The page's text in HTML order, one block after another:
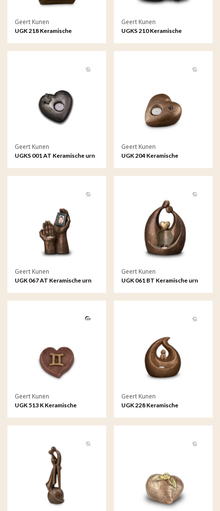
Geert Kunen
UGK 218 Keramische
Geert Kunen
UGKS 210 Keramische
Geert Kunen
UGKS 001 AT Keramische urn
Geert Kunen
UGK 204 Keramische
Geert Kunen
UGK 067 AT Keramische urn
(waxine)
Geert Kunen
UGK 061 BT Keramische urn
Geert Kunen
UGK 513 K Keramische
Geert Kunen
UGK 228 Keramische